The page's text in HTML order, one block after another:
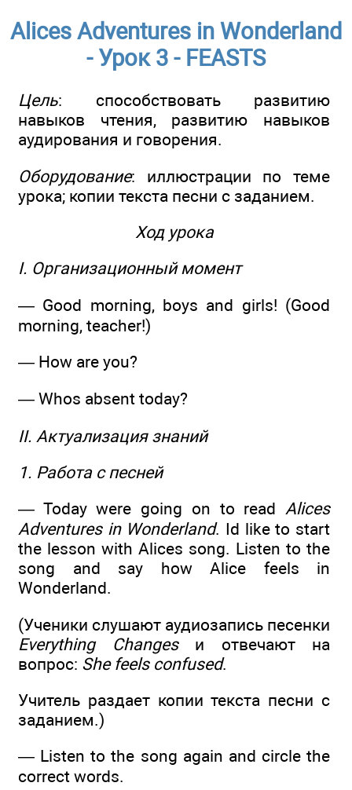
Alices Adventures in Wonderland
- Урок 3 - FEASTS
Цель: способствовать развитию
навыков чтения, развитию навыков
аудирования и говорения.
Оборудование: иллюстрации по теме
урока; копии текста песни с заданием.
Ход урока
I. Организационный момент
— Good morning, boys and girls! (Good
morning, teacher!)
— How are you?
— Whos absent today?
II. Актуализация знаний
1. Работа с песней
— Today were going on to read Alices
Adventures in Wonderland. Id like to start
the lesson with Alices song. Listen to the
song and say how Alice feels in
Wonderland.
(Ученики слушают аудиозапись песенки
Everything Changesи отвечают на
вопрос: She feels confused.
Учитель раздает копии текста песни с
заданием.)
— Listen to the song again and circle the
correct words.